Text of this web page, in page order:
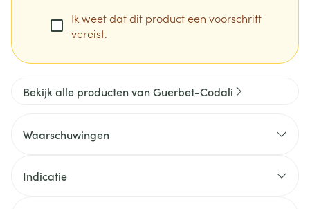
Ik weet dat dit product een voorschrift
vereist.
Bekijk alle producten van Guerbet-Codali
Waarschuwingen
Indicatie